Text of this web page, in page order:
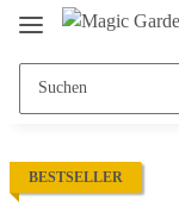
BESTSELLER